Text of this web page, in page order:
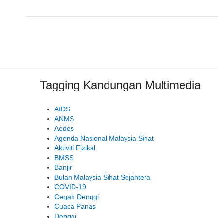
Tagging Kandungan Multimedia
AIDS
ANMS
Aedes
Agenda Nasional Malaysia Sihat
Aktiviti Fizikal
BMSS
Banjir
Bulan Malaysia Sihat Sejahtera
COVID-19
Cegah Denggi
Cuaca Panas
Denggi